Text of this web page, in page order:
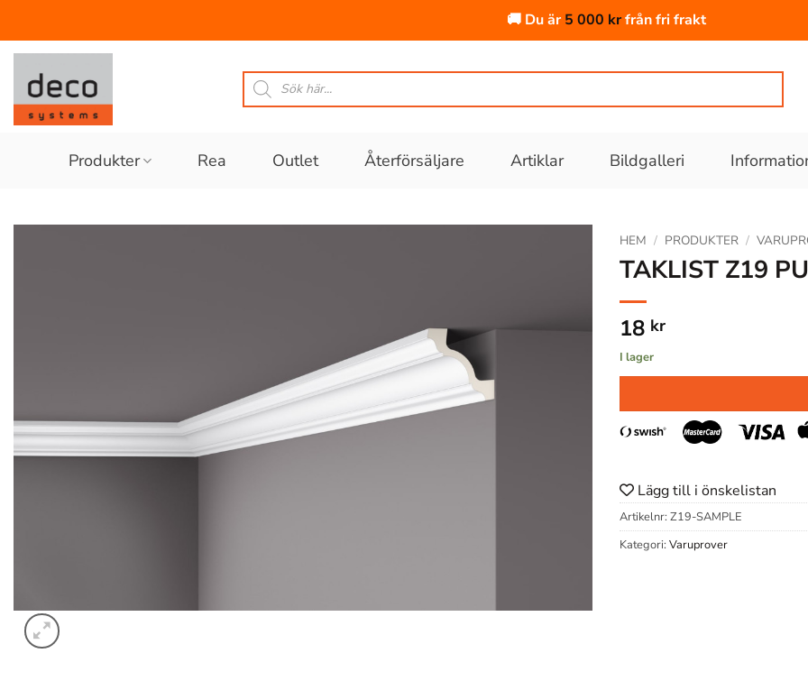
🚚 Du är5 000 krfrån fri frakt
Skip
content
Produktsökning
Produkter Rea Outlet Återförsäljare Artiklar Bildgalleri
HEM / PRODUKTER /
TAKLIST Z19
18 kr
I lager
Lägg till i önskelistan
Artikelnr: Z19-SAMPLE
Kategori: Varuprover